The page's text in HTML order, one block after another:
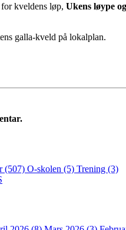
kveldens løp, Ukens løype og
galla-kveld på lokalplan.
(507) O-skolen (5) Trening (3)